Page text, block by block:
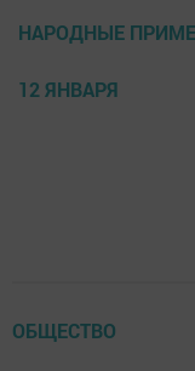
НАРОДНЫЕ
12 ЯНВАРЯ
ОБЩЕСТВО